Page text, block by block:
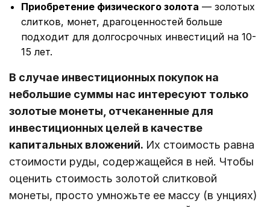
Приобретение физического золота — золотых
слитков, монет, драгоценностей больше
подходит для долгосрочных инвестиций на 10-
15 лет.
В случае инвестиционных покупок на
небольшие суммы нас интересуют только
золотые монеты, отчеканенные для
инвестиционных целей в качестве
капитальных вложений. Их стоимость равна
стоимости руды, содержащейся в ней. Чтобы
оценить стоимость золотой слитковой
монеты, просто умножьте ее массу (в унциях)